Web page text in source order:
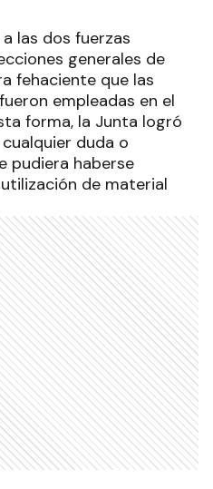
las dos fuerzas
generales de
fehaciente que las
empleadas en el
forma, la Junta logró
duda o
pudiera haberse
de material